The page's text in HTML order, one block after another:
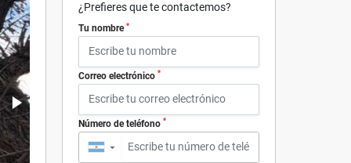
¿Prefieres que te contactemos?
Tu nombre *
Correo electrónico *
Número de teléfono *
▼